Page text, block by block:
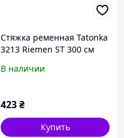
Стяжка ременная Tatonka
3213 Riemen ST 300 см
В наличии
423₴
Купить